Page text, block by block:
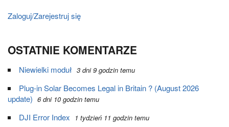
Zaloguj/Zarejestruj się
OSTATNIE KOMENTARZE
Niewielki moduł 3 dni 9 godzin temu
Plug-in Solar Becomes Legal in Britain ? (August 2026
update) 6 dni 10 godzin temu
DJI Error Index 1 tydzień 11 godzin temu